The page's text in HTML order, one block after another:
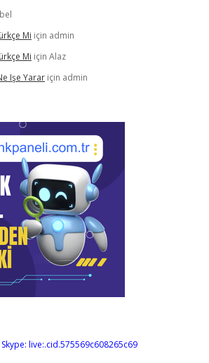
Mi için admin
Mi için Alaz
Işe Yarar için admin
Skype: live:.cid.575569c608265c69